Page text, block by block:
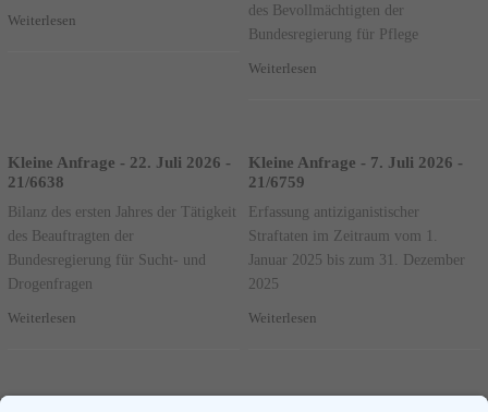
Weiterlesen
des Bevollmächtigten der
Bundesregierung für Pflege
Weiterlesen
Kleine Anfrage - 22. Juli 2026 -
21/6638
Bilanz des ersten Jahres der Tätigkeit
des Beauftragten der
Bundesregierung für Sucht- und
Drogenfragen
Weiterlesen
Kleine Anfrage - 7. Juli 2026 -
21/6759
Erfassung antiziganistischer
Straftaten im Zeitraum vom 1.
Januar 2025 bis zum 31. Dezember
2025
Weiterlesen